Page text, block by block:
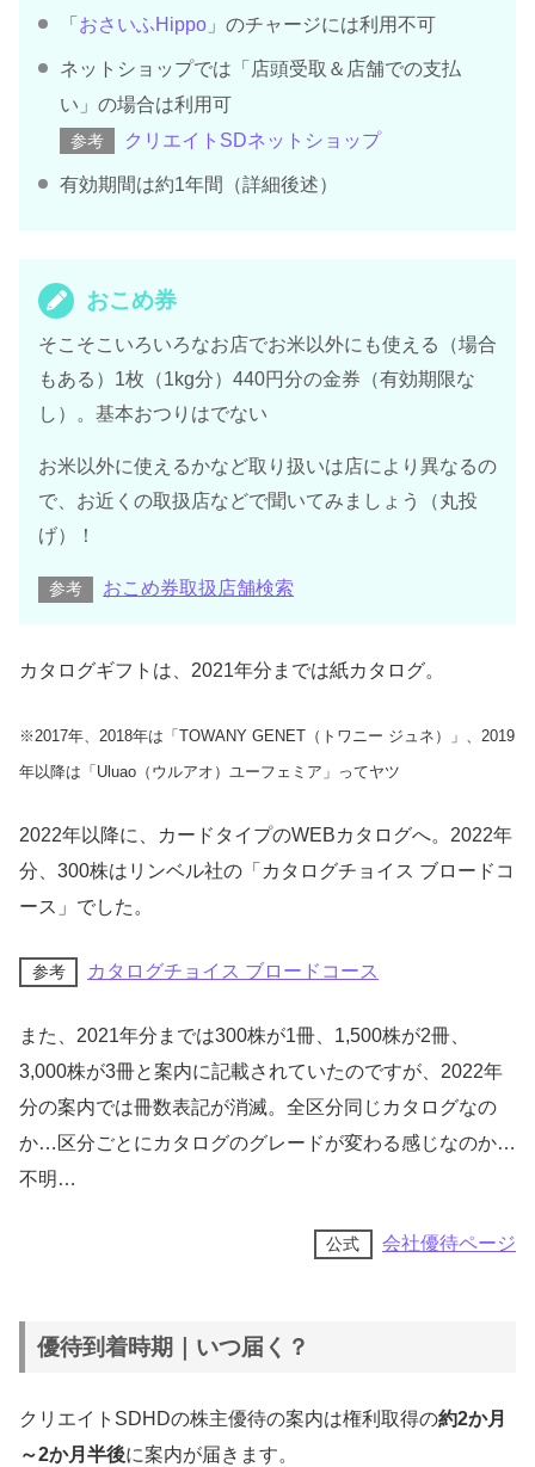
「 おさいふHippo 」のチャージには利用不可
ネットショップでは「店頭受取＆店舗での支払
い」の場合は利用可
参考 クリエイトSDネットショップ
有効期間は約1年間（詳細後述）
おこめ券
そこそこいろいろなお店でお米以外にも使える（場合
もある）1枚（1kg分）440円分の金券（有効期限な
し）。基本おつりはでない
お米以外に使えるかなど取り扱いは店により異なるの
で、お近くの取扱店などで聞いてみましょう（丸投
げ）！
参考 おこめ券取扱店舗検索
カタログギフトは、2021年分までは紙カタログ。
※2017年、2018年は「TOWANY GENET（トワニー ジュネ）」、2019
年以降は「Uluao（ウルアオ）ユーフェミア」ってヤツ
2022年以降に、カードタイプのWEBカタログへ。2022年
分、300株はリンベル社の「カタログチョイス ブロードコ
ース」でした。
参考 カタログチョイス ブロードコース
また、2021年分までは300株が1冊、1,500株が2冊、
3,000株が3冊と案内に記載されていたのですが、2022年
分の案内では冊数表記が消滅。全区分同じカタログなの
か…区分ごとにカタログのグレードが変わる感じなのか…
不明…
公式 会社優待ページ
優待到着時期｜いつ届く？
クリエイトSDHDの株主優待の案内は権利取得の約2か月
～2か月半後に案内が届きます。